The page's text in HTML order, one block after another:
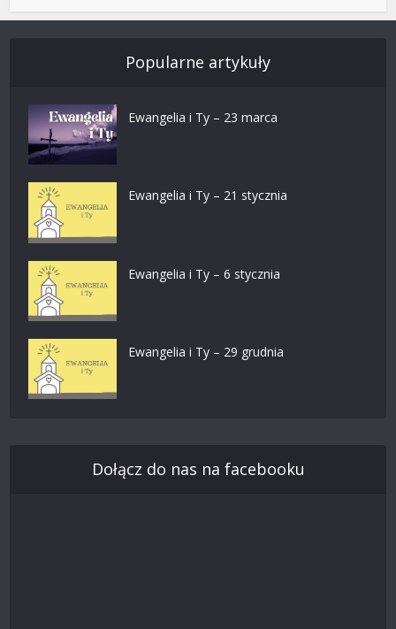
Popularne artykuły
Ewangelia i Ty – 23 marca
Ewangelia i Ty – 21 stycznia
Ewangelia i Ty – 6 stycznia
Ewangelia i Ty – 29 grudnia
Dołącz do nas na facebooku